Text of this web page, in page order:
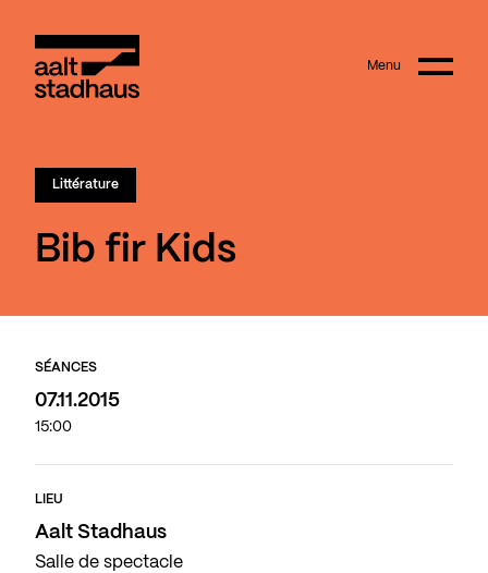
Main content Menu
Littérature
Bib fir Kids
SÉANCES
07.11.2015
15:00
LIEU
Aalt Stadhaus
Salle de spectacle